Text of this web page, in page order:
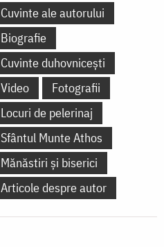
Cuvinte ale autorului
Biografie
Cuvinte duhovnicești
Video
Fotografii
Locuri de pelerinaj
Sfântul Munte Athos
Mănăstiri și biserici
Articole despre autor